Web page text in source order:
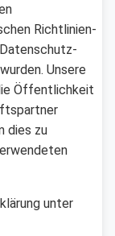
Richtlinien-
Unsere
Öffentlichkeit
dies zu
unter